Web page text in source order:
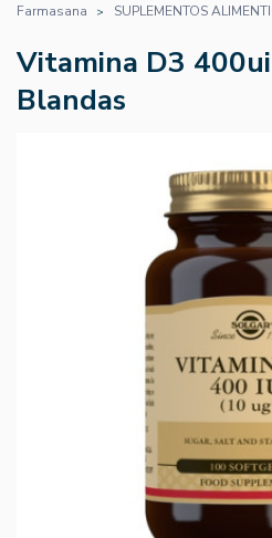
Farmasana SUPLEMENTOS
Vitamina D3
Blandas